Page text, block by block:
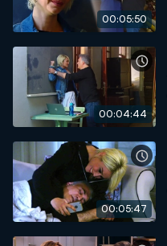
00:05:50
00:04:44
00:05:47